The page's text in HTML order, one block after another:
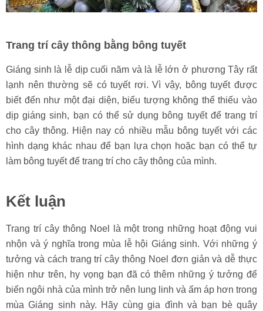
Trang trí cây thông bằng bông tuyết
Giáng sinh là lễ dịp cuối năm và là lễ lớn ở phương Tây rất
lạnh nên thường sẽ có tuyết rơi. Vì vậy, bông tuyết được
biết đến như một đại diện, biểu tượng không thể thiếu vào
dịp giáng sinh, bạn có thể sử dụng bông tuyết để trang trí
cho cây thông. Hiện nay có nhiều mẫu bông tuyết với các
hình dạng khác nhau để bạn lựa chọn hoặc bạn có thể tự
làm bông tuyết để trang trí cho cây thông của mình.
Kết luận
Trang trí cây thông Noel là một trong những hoạt động vui
nhộn và ý nghĩa trong mùa lễ hội Giáng sinh. Với những ý
tưởng và cách trang trí cây thông Noel đơn giản và dễ thực
hiện như trên, hy vọng bạn đã có thêm những ý tưởng để
biến ngôi nhà của mình trở nên lung linh và ấm áp hơn trong
mùa Giáng sinh này. Hãy cùng gia đình và bạn bè quây